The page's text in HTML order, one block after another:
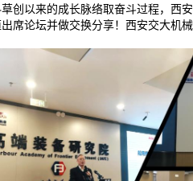
创以来的成长脉络取奋斗过程，西
席论坛并做交换分享！西安交大机